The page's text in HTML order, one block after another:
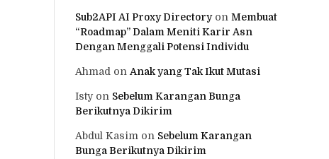
Sub2API AI Proxy Directoryon Membuat
“Roadmap” Dalam Meniti Karir Asn
Dengan Menggali Potensi Individu
Ahmad on Anak yang Tak Ikut Mutasi
Istyon Sebelum Karangan Bunga
Berikutnya Dikirim
Abdul Kasim on Sebelum Karangan
Bunga Berikutnya Dikirim